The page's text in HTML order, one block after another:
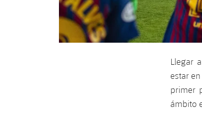
Llegar
estar
primer
ámbito